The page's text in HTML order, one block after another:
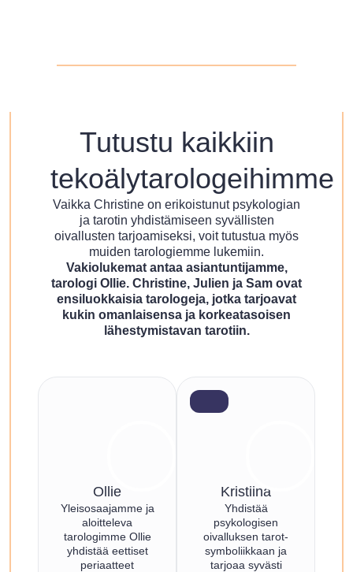
Tutustu kaikkiin
tekoälytarologeihimme
Vaikka Christine on erikoistunut psykologian
ja tarotin yhdistämiseen syvällisten
oivallusten tarjoamiseksi, voit tutustua myös
muiden tarologiemme lukemiin.
Vakiolukemat antaa asiantuntijamme,
tarologi Ollie. Christine, Julien ja Sam ovat
ensiluokkaisia tarologeja, jotka tarjoavat
kukin omanlaisensa ja korkeatasoisen
lähestymistavan tarotiin.
Ollie
Yleisosaajamme ja
aloitteleva
tarologimme Ollie
yhdistää eettiset
periaatteet
Kristiina
Yhdistää
psykologisen
oivalluksen tarot-
symboliikkaan ja
tarjoaa syvästi